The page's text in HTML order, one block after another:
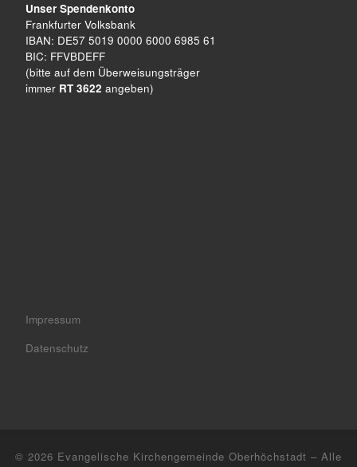
Unser Spendenkonto
Frankfurter Volksbank
IBAN: DE57 5019 0000 6000 6985 61
BIC: FFVBDEFF
(bitte auf dem Überweisungsträger
immer RT 3622 angeben)
Impressum
Datenschutz
© 2026 Evangelische Kirchengemeinde Oberhöchstadt – Alle